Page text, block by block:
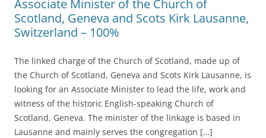
Associate Minister of the Church of
Scotland, Geneva and Scots Kirk Lausanne,
Switzerland – 100%
The linked charge of the Church of Scotland, made up of
the Church of Scotland, Geneva and Scots Kirk Lausanne, is
looking for an Associate Minister to lead the life, work and
witness of the historic English-speaking Church of
Scotland, Geneva. The minister of the linkage is based in
Lausanne and mainly serves the congregation […]